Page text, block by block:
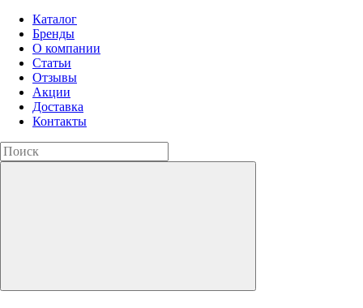
Каталог
Бренды
О компании
Статьи
Отзывы
Акции
Доставка
Контакты